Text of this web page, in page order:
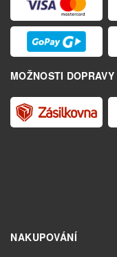
MOŽNOSTI DOPRAVY
NAKUPOVÁNÍ